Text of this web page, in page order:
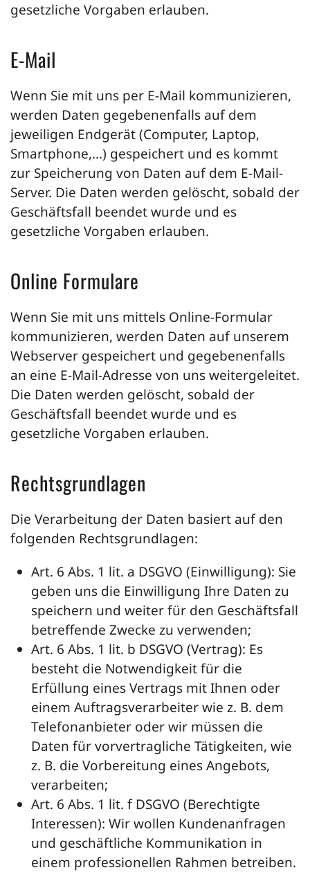
gesetzliche Vorgaben erlauben.
E-Mail
Wenn Sie mit uns per E-Mail kommunizieren,
werden Daten gegebenenfalls auf dem
jeweiligen Endgerät (Computer, Laptop,
Smartphone,…) gespeichert und es kommt
zur Speicherung von Daten auf dem E-Mail-
Server. Die Daten werden gelöscht, sobald der
Geschäftsfall beendet wurde und es
gesetzliche Vorgaben erlauben.
Online Formulare
Wenn Sie mit uns mittels Online-Formular
kommunizieren, werden Daten auf unserem
Webserver gespeichert und gegebenenfalls
an eine E-Mail-Adresse von uns weitergeleitet.
Die Daten werden gelöscht, sobald der
Geschäftsfall beendet wurde und es
gesetzliche Vorgaben erlauben.
Rechtsgrundlagen
Die Verarbeitung der Daten basiert auf den
folgenden Rechtsgrundlagen:
Art. 6 Abs. 1 lit. a DSGVO (Einwilligung): Sie
geben uns die Einwilligung Ihre Daten zu
speichern und weiter für den Geschäftsfall
betreffende Zwecke zu verwenden;
Art. 6 Abs. 1 lit. b DSGVO (Vertrag): Es
besteht die Notwendigkeit für die
Erfüllung eines Vertrags mit Ihnen oder
einem Auftragsverarbeiter wie z. B. dem
Telefonanbieter oder wir müssen die
Daten für vorvertragliche Tätigkeiten, wie
z. B. die Vorbereitung eines Angebots,
verarbeiten;
Art. 6 Abs. 1 lit. f DSGVO (Berechtigte
Interessen): Wir wollen Kundenanfragen
und geschäftliche Kommunikation in
einem professionellen Rahmen betreiben.